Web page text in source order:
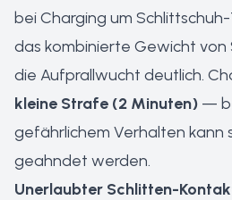
bei Charging um
das kombinierte Gewicht
die Aufprallwucht deutlich.
kleine Strafe (2 Minuten) —
gefährlichem Verhalten kann
geahndet werden.
Unerlaubter Schlitten-